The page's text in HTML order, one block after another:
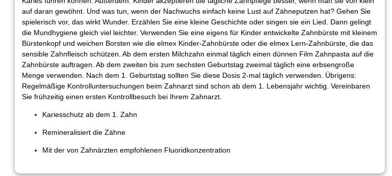
auf daran gewöhnt. Und was tun, wenn der Nachwuchs einfach keine Lust auf Zähneputzen hat? Gehen Sie
spielerisch vor, das wirkt Wunder. Erzählen Sie eine kleine Geschichte oder singen sie ein Lied. Dann gelingt
die Mundhygiene gleich viel leichter. Verwenden Sie eine eigens für Kinder entwickelte Zahnbürste mit kleinem
Bürstenkopf und weichen Borsten wie die elmex Kinder-Zahnbürste oder die elmex Lern-Zahnbürste, die das
sensible Zahnfleisch schützen. Ab dem ersten Milchzahn einmal täglich einen dünnen Film Zahnpasta auf die
Zahnbürste auftragen. Ab dem zweiten bis zum sechsten Geburtstag zweimal täglich eine erbsengroße
Menge verwenden. Nach dem 1. Geburtstag sollten Sie diese Dosis 2-mal täglich verwenden. Übrigens:
Regelmäßige Kontrolluntersuchungen beim Zahnarzt sind schon ab dem 1. Lebensjahr wichtig. Vereinbaren
Sie frühzeitig einen ersten Kontrollbesuch bei Ihrem Zahnarzt.
Kariesschutz ab dem 1. Zahn
Remineralisiert die Zähne
Mit der von Zahnärzten empfohlenen Fluoridkonzentration